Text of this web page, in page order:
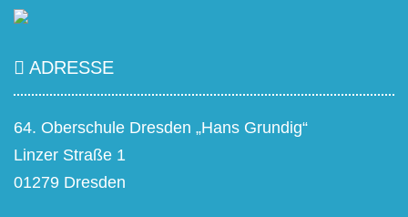
ADRESSE
64. Oberschule Dresden „Hans Grundig“
Linzer Straße 1
01279 Dresden